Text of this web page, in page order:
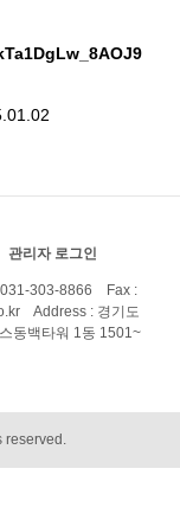
관리자 로그인
303-8866 Fax :
Address : 경기도
동백타워 1동 1501~
reserved.